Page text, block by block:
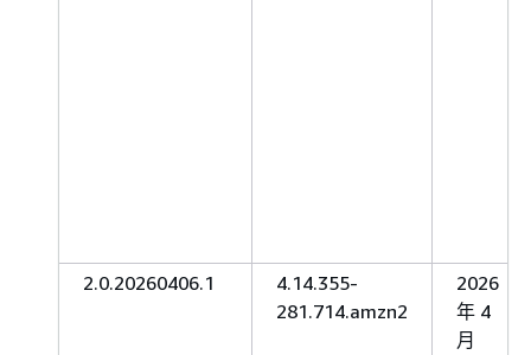
2.0.20260406.1
4.14.355-
281.714.amzn2
2026
年 4
月